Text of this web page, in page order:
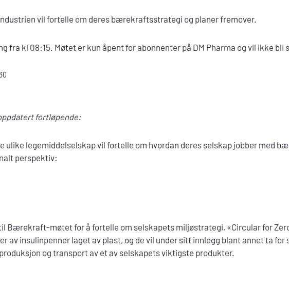
vil fortelle om deres bærekraftsstrategi og planer fremover.
fra kl 08:15. Møtet er kun åpent for abonnenter på DM Pharma og vil ikke bli
fortløpende:
ulike legemiddelselskap vil fortelle om hvordan deres selskap jobber med
perspektiv:
Bærekraft-møtet for å fortelle om selskapets miljøstrategi, «Circular for
av insulinpenner laget av plast, og de vil under sitt innlegg blant annet ta for
og transport av et av selskapets viktigste produkter.